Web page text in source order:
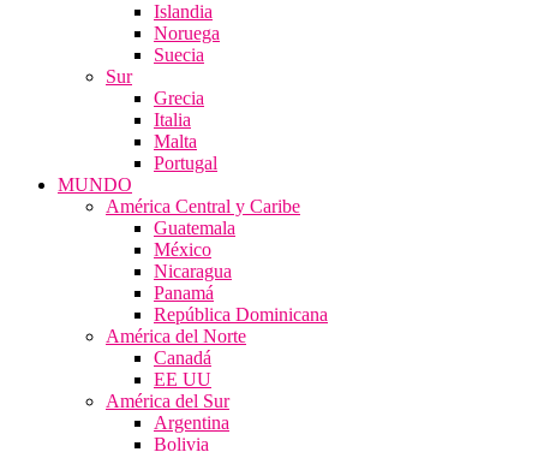
Islandia
Noruega
Suecia
Sur
Grecia
Italia
Malta
Portugal
MUNDO
América Central y Caribe
Guatemala
México
Nicaragua
Panamá
República Dominicana
América del Norte
Canadá
EE UU
América del Sur
Argentina
Bolivia